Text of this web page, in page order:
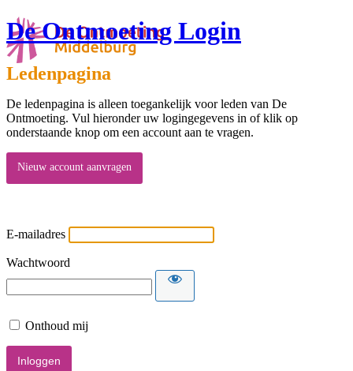
De Ontmoeting Login
Ledenpagina
De ledenpagina is alleen toegankelijk voor leden van De
Ontmoeting. Vul hieronder uw logingegevens in of klik op
onderstaande knop om een account aan te vragen.
Nieuw account aanvragen
E-mailadres
Wachtwoord
Onthoud mij